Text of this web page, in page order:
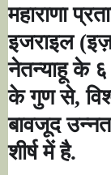
महाराणा
इजराइल
नेतन्याहू के ६
के गुण से,
बावजूद उन्नत
शीर्ष में है.